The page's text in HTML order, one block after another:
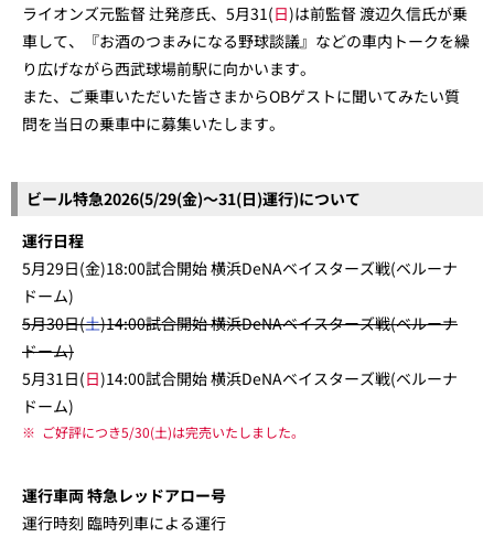
ライオンズ元監督 辻発彦氏、5月31(日)は前監督 渡辺久信氏が乗
車して、『お酒のつまみになる野球談議』などの車内トークを繰
り広げながら西武球場前駅に向かいます。
また、ご乗車いただいた皆さまからOBゲストに聞いてみたい質
問を当日の乗車中に募集いたします。
ビール特急2026(5/29(金)～31(日)運行)について
運行日程
5月29日(金)18:00試合開始 横浜DeNAベイスターズ戦(ベルーナ
ドーム)
5月30日(土)14:00試合開始 横浜DeNAベイスターズ戦(ベルーナ
ドーム)
5月31日(日)14:00試合開始 横浜DeNAベイスターズ戦(ベルーナ
ドーム)
※ ご好評につき5/30(土)は完売いたしました。
運行車両 特急レッドアロー号
運行時刻 臨時列車による運行